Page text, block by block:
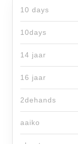
10 days
10days
14 jaar
16 jaar
2dehands
aaiko